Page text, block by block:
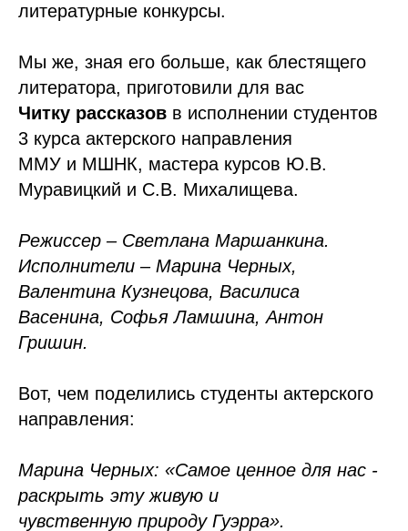
литературные конкурсы.
Мы же, зная его больше, как блестящего
литератора, приготовили для вас
Читку рассказов в исполнении студентов
3 курса актерского направления
ММУ и МШНК, мастера курсов Ю.В.
Муравицкий и С.В. Михалищева.
Режиссер – Светлана Маршанкина.
Исполнители – Марина Черных,
Валентина Кузнецова, Василиса
Васенина, Софья Ламшина, Антон
Гришин.
Вот, чем поделились студенты актерского
направления:
Марина Черных: «Самое ценное для нас -
раскрыть эту живую и
чувственную природу Гуэрра».